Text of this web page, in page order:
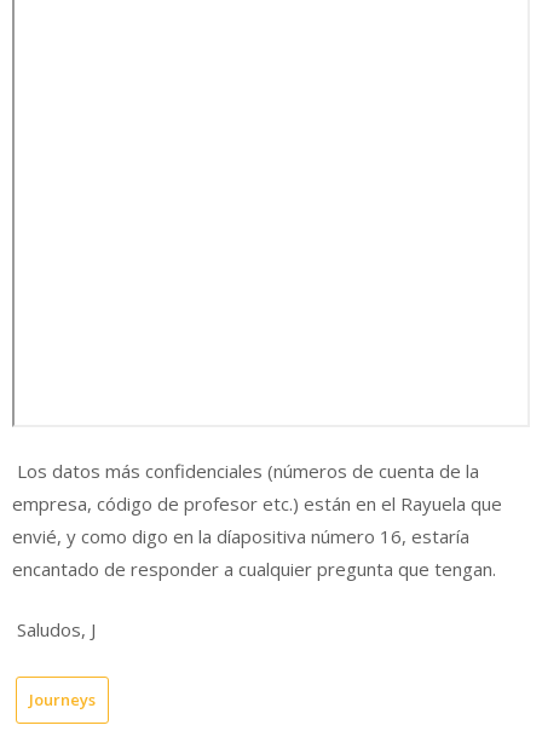
Los datos más confidenciales (números de cuenta de la
empresa, código de profesor etc.) están en el Rayuela que
envié, y como digo en la díapositiva número 16, estaría
encantado de responder a cualquier pregunta que tengan.
Saludos, J
Journeys